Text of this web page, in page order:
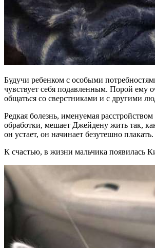
Будучи ребенком с особыми
чувствует себя подавленным. Порой ему
общаться со сверстниками и с другими
Редкая болезнь, именуемая
обработки, мешает Джейдену жить так,
он устает, он начинает безутешно плакать.
К счастью, в жизни мальчика появилась